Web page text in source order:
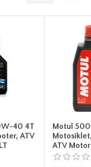
40 4T
ATV
Motul
ATV Motor